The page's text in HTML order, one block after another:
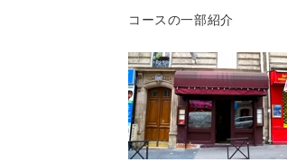
コースの一部紹介